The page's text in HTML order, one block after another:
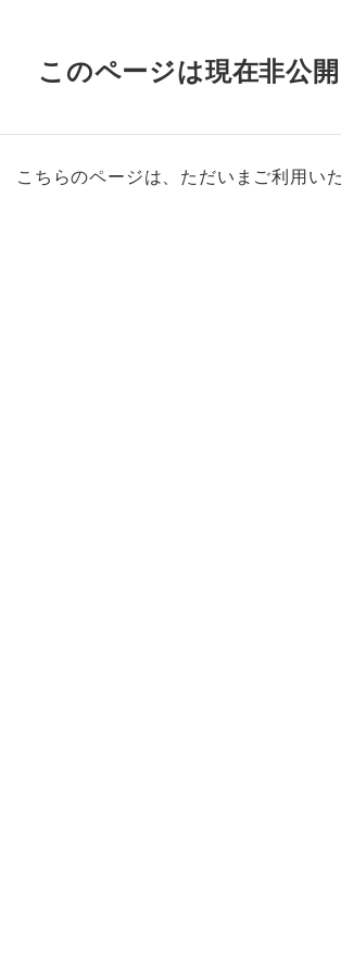
このページは現在非公
こちらのページは、ただいまご利用い